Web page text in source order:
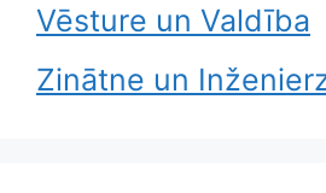
Vēsture un Valdība
Zinātne un